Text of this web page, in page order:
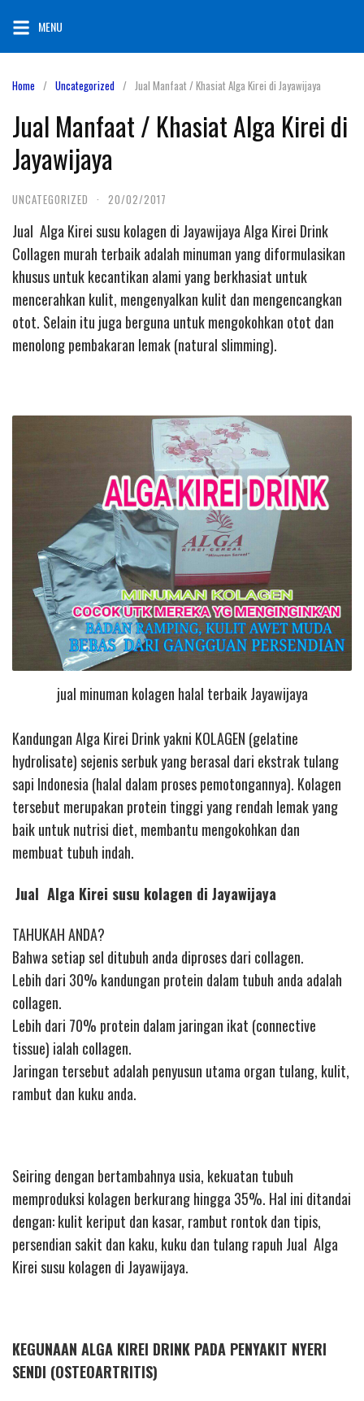
content
MENU
Home Uncategorized Jual Manfaat / Khasiat Alga Kirei di Jayawijaya
Jual Manfaat / Khasiat Alga Kirei di
Jayawijaya
UNCATEGORIZED · 20/02/2017
Jual Alga Kirei susu kolagen di Jayawijaya Alga Kirei Drink
Collagen murah terbaik adalah minuman yang diformulasikan
khusus untuk kecantikan alami yang berkhasiat untuk
mencerahkan kulit, mengenyalkan kulit dan mengencangkan
otot. Selain itu juga berguna untuk mengokohkan otot dan
menolong pembakaran lemak (natural slimming).
jual minuman kolagen halal terbaik Jayawijaya
Kandungan Alga Kirei Drink yakni KOLAGEN (gelatine
hydrolisate) sejenis serbuk yang berasal dari ekstrak tulang
sapi Indonesia (halal dalam proses pemotongannya). Kolagen
tersebut merupakan protein tinggi yang rendah lemak yang
baik untuk nutrisi diet, membantu mengokohkan dan
membuat tubuh indah.
Jual Alga Kirei susu kolagen di Jayawijaya
TAHUKAH ANDA?
Bahwa setiap sel ditubuh anda diproses dari collagen.
Lebih dari 30% kandungan protein dalam tubuh anda adalah
collagen.
Lebih dari 70% protein dalam jaringan ikat (connective
tissue) ialah collagen.
Jaringan tersebut adalah penyusun utama organ tulang, kulit,
rambut dan kuku anda.
Seiring dengan bertambahnya usia, kekuatan tubuh
memproduksi kolagen berkurang hingga 35%. Hal ini ditandai
dengan: kulit keriput dan kasar, rambut rontok dan tipis,
persendian sakit dan kaku, kuku dan tulang rapuh Jual Alga
Kirei susu kolagen di Jayawijaya.
KEGUNAAN ALGA KIREI DRINK PADA PENYAKIT NYERI
SENDI (OSTEOARTRITIS)